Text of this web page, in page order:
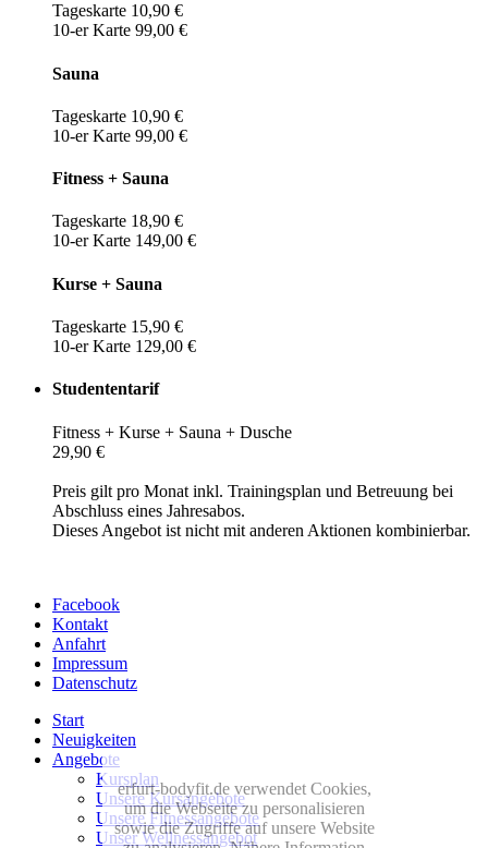
Tageskarte 10,90 €
10-er Karte 99,00 €
Sauna
Tageskarte 10,90 €
10-er Karte 99,00 €
Fitness + Sauna
Tageskarte 18,90 €
10-er Karte 149,00 €
Kurse + Sauna
Tageskarte 15,90 €
10-er Karte 129,00 €
Studententarif
Fitness + Kurse + Sauna + Dusche
29,90 €
Preis gilt pro Monat inkl. Trainingsplan und Betreuung bei
Abschluss eines Jahresabos.
Dieses Angebot ist nicht mit anderen Aktionen kombinierbar.
Facebook
Kontakt
Anfahrt
Impressum
Datenschutz
Start
Neuigkeiten
Angebote
Kursplan
Unsere Kursangebote
Unsere Fitnessangebote
Unser Wellnessangebot
erfurt-bodyfit.de verwendet Cookies,
um die Webseite zu personalisieren
sowie die Zugriffe auf unsere Website